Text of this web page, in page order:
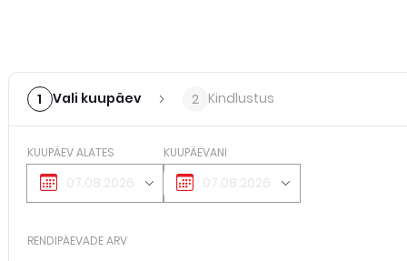
1 Vali kuupäev 2 Kindlustus
KUUPÄEV ALATES KUUPÄEVANI
RENDIPÄEVADE ARV